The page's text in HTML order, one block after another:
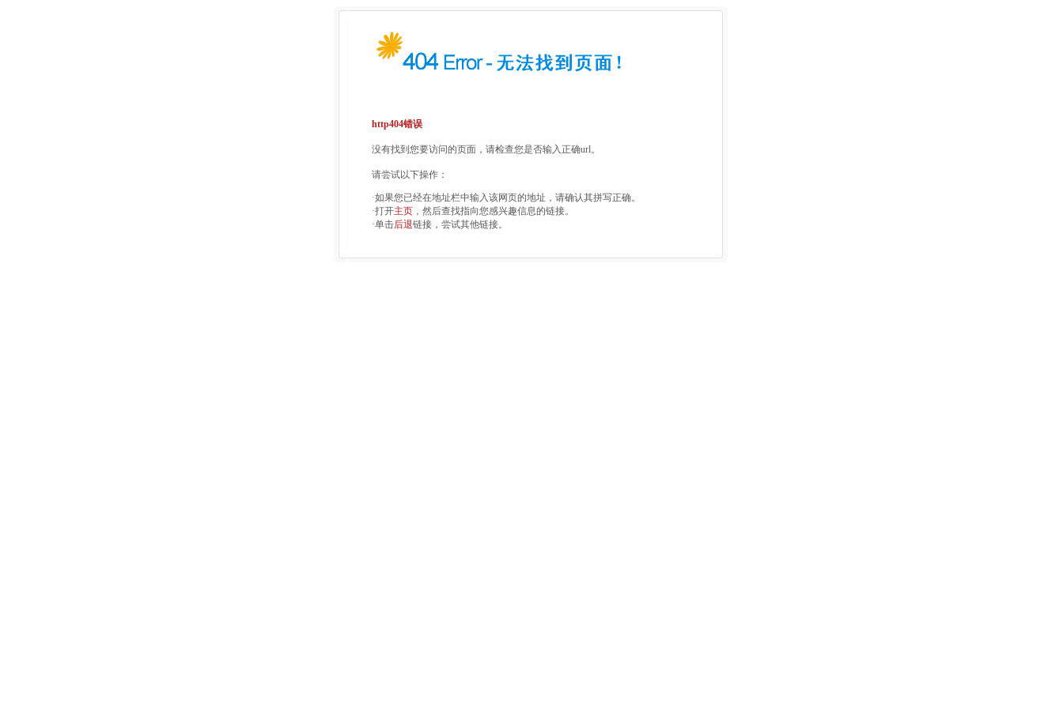
http404错误
没有找到您要访问的页面，请检查您是否输入正确url。
请尝试以下操作：
·如果您已经在地址栏中输入该网页的地址，请确认其拼写正确。
·打开主页 ，然后查找指向您感兴趣信息的链接。
·单击后退链接，尝试其他链接。